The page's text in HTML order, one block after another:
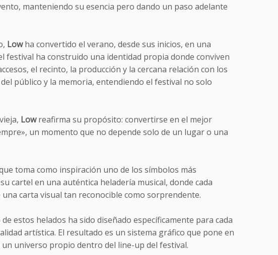
manteniendo su esencia pero dando un paso adelante
Lowha convertido el verano, desde sus inicios, en una
festival ha construido una identidad propia donde conviven
el recinto, la producción y la cercana relación con los
público y la memoria, entendiendo el festival no solo
Lowreafirma su propósito: convertirse en el mejor
un momento que no depende solo de un lugar o una
toma como inspiración uno de los símbolos más
cartel en una auténtica heladería musical, donde cada
carta visual tan reconocible como sorprendente.
estos helados ha sido diseñado específicamente para cada
artística. El resultado es un sistema gráfico que pone en
universo propio dentro del line-up del festival.